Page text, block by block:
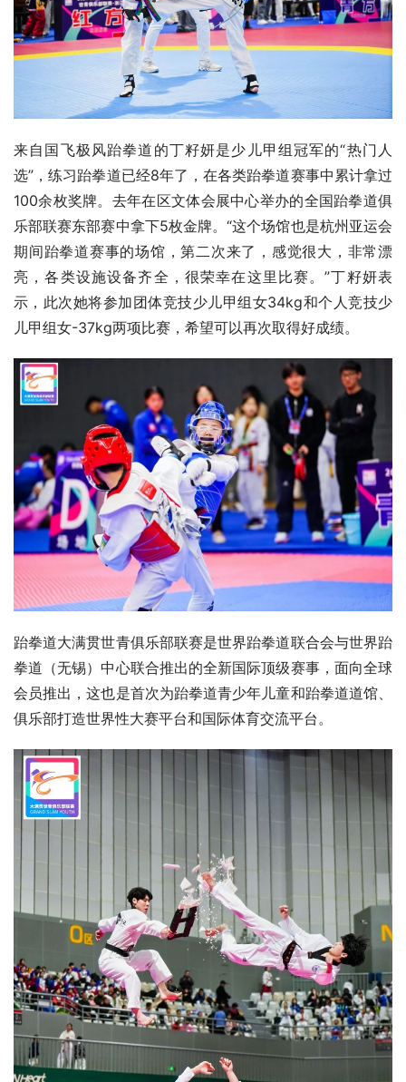
来自国飞极风跆拳道的丁籽妍是少儿甲组冠军的“热门人
选”，练习跆拳道已经8年了，在各类跆拳道赛事中累计拿过
100余枚奖牌。去年在区文体会展中心举办的全国跆拳道俱
乐部联赛东部赛中拿下5枚金牌。“这个场馆也是杭州亚运会
期间跆拳道赛事的场馆，第二次来了，感觉很大，非常漂
亮，各类设施设备齐全，很荣幸在这里比赛。”丁籽妍表
示，此次她将参加团体竞技少儿甲组女34kg和个人竞技少
儿甲组女-37kg两项比赛，希望可以再次取得好成绩。
跆拳道大满贯世青俱乐部联赛是世界跆拳道联合会与世界跆
拳道（无锡）中心联合推出的全新国际顶级赛事，面向全球
会员推出，这也是首次为跆拳道青少年儿童和跆拳道道馆、
俱乐部打造世界性大赛平台和国际体育交流平台。